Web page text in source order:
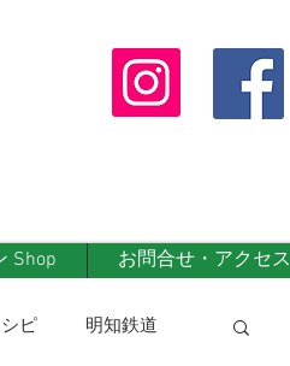
Shop お問合せ・アクセス
ピ 明知鉄道